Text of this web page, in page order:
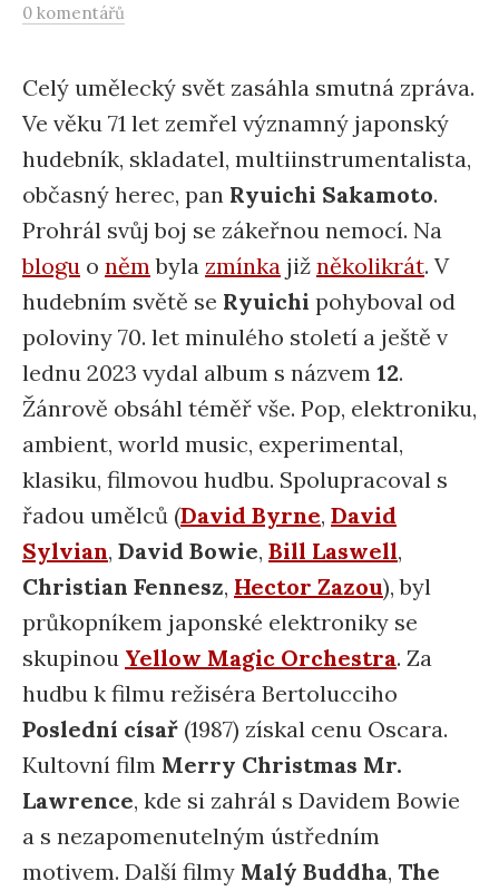
0 komentářů
Celý umělecký svět zasáhla smutná zpráva.
Ve věku 71 let zemřel významný japonský
hudebník, skladatel, multiinstrumentalista,
občasný herec, pan Ryuichi Sakamoto.
Prohrál svůj boj se zákeřnou nemocí. Na
blogu o něm byla zmínka již několikrát. V
hudebním světě se Ryuichi pohyboval od
poloviny 70. let minulého století a ještě v
lednu 2023 vydal album s názvem 12.
Žánrově obsáhl téměř vše. Pop, elektroniku,
ambient, world music, experimental,
klasiku, filmovou hudbu. Spolupracoval s
řadou umělců (David Byrne, David
Sylvian, David Bowie, Bill Laswell,
Christian Fennesz, Hector Zazou), byl
průkopníkem japonské elektroniky se
skupinou Yellow Magic Orchestra. Za
hudbu k filmu režiséra Bertolucciho
Poslední císař (1987) získal cenu Oscara.
Kultovní film Merry Christmas Mr.
Lawrence, kde si zahrál s Davidem Bowie
a s nezapomenutelným ústředním
motivem. Další filmy Malý Buddha, The